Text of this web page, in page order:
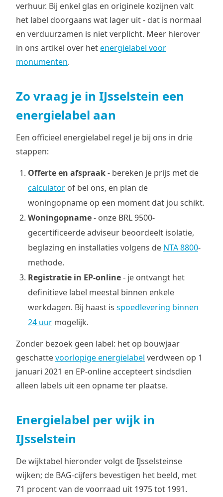
verhuur. Bij enkel glas en originele kozijnen valt
het label doorgaans wat lager uit - dat is normaal
en verduurzamen is niet verplicht. Meer hierover
in ons artikel over hetenergielabel voor
monumenten.
Zo vraag je in IJsselstein een
energielabel aan
Een officieel energielabel regel je bij ons in drie
stappen:
Offerte en afspraak- bereken je prijs met de
calculator of bel ons, en plan de
woningopname op een moment dat jou schikt.
Woningopname- onze BRL 9500-
gecertificeerde adviseur beoordeelt isolatie,
beglazing en installaties volgens de NTA 8800-
methode.
Registratie in EP-online- je ontvangt het
definitieve label meestal binnen enkele
werkdagen. Bij haast is spoedlevering binnen
24 uur mogelijk.
Zonder bezoek geen label: het op bouwjaar
geschattevoorlopige energielabel verdween op 1
januari 2021 en EP-online accepteert sindsdien
alleen labels uit een opname ter plaatse.
Energielabel per wijk in
IJsselstein
De wijktabel hieronder volgt de IJsselsteinse
wijken; de BAG-cijfers bevestigen het beeld, met
71 procent van de voorraad uit 1975 tot 1991.